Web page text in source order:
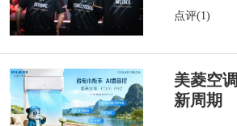
点评(1)
美菱空
新周期